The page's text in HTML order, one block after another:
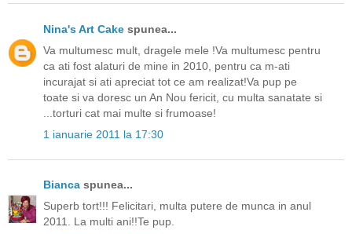
Nina's Art Cake spunea...
Va multumesc mult, dragele mele !Va multumesc pentru
ca ati fost alaturi de mine in 2010, pentru ca m-ati
incurajat si ati apreciat tot ce am realizat!Va pup pe
toate si va doresc un An Nou fericit, cu multa sanatate si
...torturi cat mai multe si frumoase!
1 ianuarie 2011 la 17:30
Bianca spunea...
Superb tort!!! Felicitari, multa putere de munca in anul
2011. La multi ani!!Te pup.